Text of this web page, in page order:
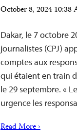
October 8, 2024 10:38
Dakar, le 7 octobre
journalistes (CPJ)
comptes aux
qui étaient en train
le 29 septembre. «
urgence les
Read More ›